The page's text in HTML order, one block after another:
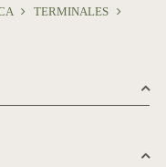
TERMINALES